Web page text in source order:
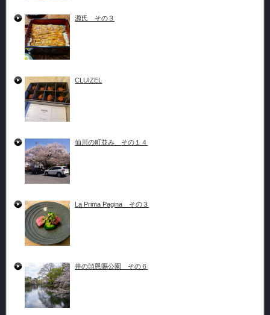
源氏 その３
CLUIZEL
仙川の町並み その１４
La Prima Pagina その３
井の頭恩賜公園 その６